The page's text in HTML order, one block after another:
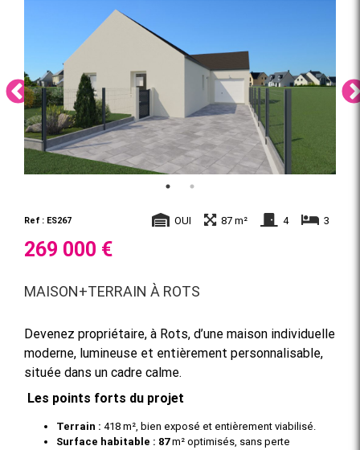
Ref : ES267 OUI 87 m² 4 3
269 000 €
MAISON+TERRAIN À ROTS
Devenez propriétaire, à Rots, d’une maison individuelle
moderne, lumineuse et entièrement personnalisable,
située dans un cadre calme.
Les points forts du projet
Terrain : 418 m², bien exposé et entièrement viabilisé.
Surface habitable : 87m² optimisés, sans perte